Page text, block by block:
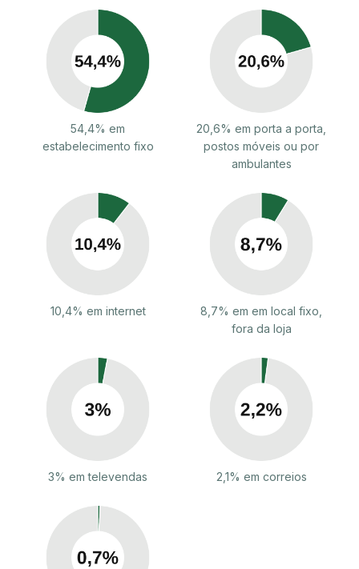
54,4% em
estabelecimento fixo
20,6% em porta a porta,
postos móveis ou por
ambulantes
10,4% em internet
8,7% em em local fixo,
fora da loja
3% em televendas 2,1% em correios